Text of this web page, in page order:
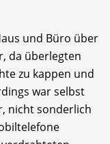
und Büro über
da überlegten
zu kappen und
war selbst
nicht sonderlich